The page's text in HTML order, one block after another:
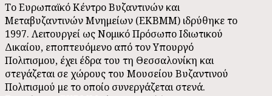
Το Ευρωπαϊκό Κέντρο Βυζαντινών και
Μεταβυζαντινών Μνημείων (ΕΚΒΜΜ) ιδρύθηκε το
1997. Λειτουργεί ως Νομικό Πρόσωπο Ιδιωτικού
Δικαίου, εποπτευόμενο από τον Υπουργό
Πολιτισμου, έχει έδρα του τη Θεσσαλονίκη και
στεγάζεται σε χώρους του Μουσείου Βυζαντινού
Πολιτισμού με το οποίο συνεργάζεται στενά.